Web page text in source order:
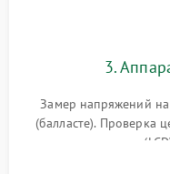
3.
Замер напряжений
(балласте). Проверка
или поляризаторов
температуры и